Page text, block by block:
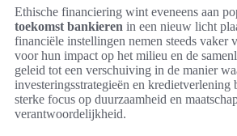
Ethische financiering wint eveneens aan
toekomst bankieren in een nieuw licht
financiële instellingen nemen steeds vaker
voor hun impact op het milieu en de
geleid tot een verschuiving in de manier
investeringsstrategieën en kredietverlening
sterke focus op duurzaamheid en
verantwoordelijkheid.